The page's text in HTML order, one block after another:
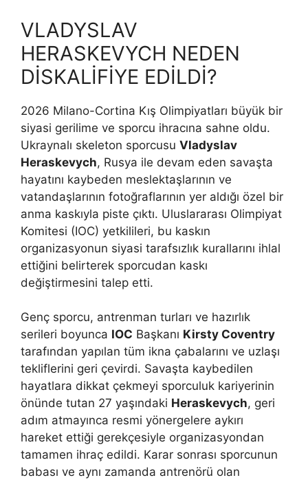
VLADYSLAV
HERASKEVYCH NEDEN
DİSKALİFİYE EDİLDİ?
2026 Milano-Cortina Kış Olimpiyatları büyük bir
siyasi gerilime ve sporcu ihracına sahne oldu.
Ukraynalı skeleton sporcusu Vladyslav
Heraskevych, Rusya ile devam eden savaşta
hayatını kaybeden meslektaşlarının ve
vatandaşlarının fotoğraflarının yer aldığı özel bir
anma kaskıyla piste çıktı. Uluslararası Olimpiyat
Komitesi (IOC) yetkilileri, bu kaskın
organizasyonun siyasi tarafsızlık kurallarını ihlal
ettiğini belirterek sporcudan kaskı
değiştirmesini talep etti.
Genç sporcu, antrenman turları ve hazırlık
serileri boyunca IOC Başkanı Kirsty Coventry
tarafından yapılan tüm ikna çabalarını ve uzlaşı
tekliflerini geri çevirdi. Savaşta kaybedilen
hayatlara dikkat çekmeyi sporculuk kariyerinin
önünde tutan 27 yaşındaki Heraskevych, geri
adım atmayınca resmi yönergelere aykırı
hareket ettiği gerekçesiyle organizasyondan
tamamen ihraç edildi. Karar sonrası sporcunun
babası ve aynı zamanda antrenörü olan